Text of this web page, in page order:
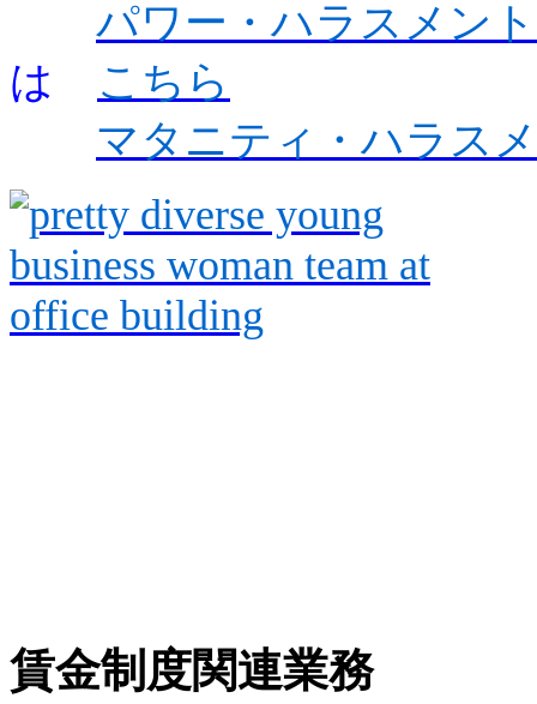
パワー・ハラスメント
は
こちら
マタニティ・ハラス
賃金制度関連業務